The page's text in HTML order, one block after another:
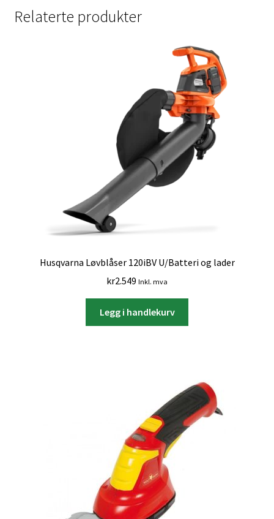
Relaterte produkter
Husqvarna Løvblåser 120iBV U/Batteri og lader
kr2.549 Inkl. mva
Legg i handlekurv